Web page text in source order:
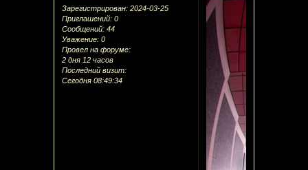
Зарегистрирован: 2024-03-25
Приглашений: 0
Сообщений: 44
Уважение: 0
Провел на форуме:
2 дня 12 часов
Последний визит:
Сегодня 08:49:34